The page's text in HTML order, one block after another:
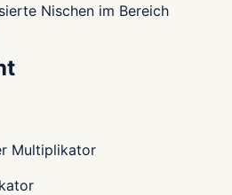
Nischen im Bereich
Multiplikator